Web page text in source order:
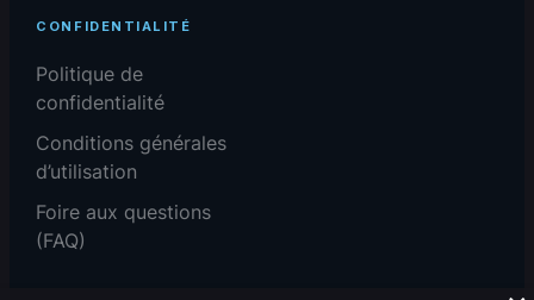
CONFIDENTIALITÉ
Politique de
confidentialité
Conditions générales
d’utilisation
Foire aux questions
(FAQ)